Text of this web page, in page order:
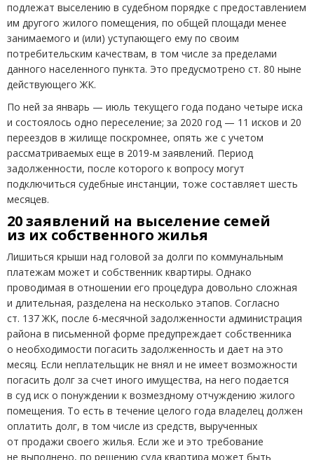
подлежат выселению в судебном порядке с предоставлением
им другого жилого помещения, по общей площади менее
занимаемого и (или) уступающего ему по своим
потребительским качествам, в том числе за пределами
данного населенного пункта. Это предусмотрено ст. 80 ныне
действующего ЖК.
По ней за январь — июль текущего года подано четыре иска
и состоялось одно переселение; за 2020 год — 11 исков и 20
переездов в жилище поскромнее, опять же с учетом
рассматриваемых еще в 2019-м заявлений. Период
задолженности, после которого к вопросу могут
подключиться судебные инстанции, тоже составляет шесть
месяцев.
20 заявлений на выселение семей
из их собственного жилья
Лишиться крыши над головой за долги по коммунальным
платежам может и собственник квартиры. Однако
проводимая в отношении его процедура довольно сложная
и длительная, разделена на несколько этапов. Согласно
ст. 137 ЖК, после 6-месячной задолженности администрация
района в письменной форме предупреждает собственника
о необходимости погасить задолженность и дает на это
месяц. Если неплательщик не внял и не имеет возможности
погасить долг за счет иного имущества, на него подается
в суд иск о понуждении к возмездному отчуждению жилого
помещения. То есть в течение целого года владелец должен
оплатить долг, в том числе из средств, вырученных
от продажи своего жилья. Если же и это требование
не выполнено, по решению суда квартира может быть